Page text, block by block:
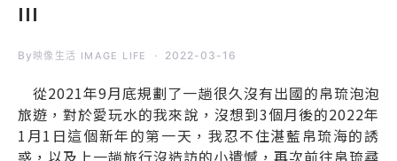
III
By 映像生活 IMAGE LIFE 2022-03-16
從2021年9月底規劃了一趟很久沒有出國的帛琉泡泡
旅遊，對於愛玩水的我來說，沒想到3個月後的2022年
1月1日這個新年的第一天，我忍不住湛藍帛琉海的誘
惑，以及上一趟旅行沒造訪的小遺憾，再次前往帛琉尋